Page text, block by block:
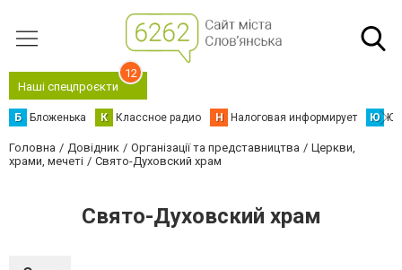
Наші спецпроєкти
12
Б Бложенька К Классное радио Н Налоговая информирует Ю
Головна Довідник Організації та представництва
Церкви,
храми, мечеті
Свято-Духовский храм
Свято-Духовский храм